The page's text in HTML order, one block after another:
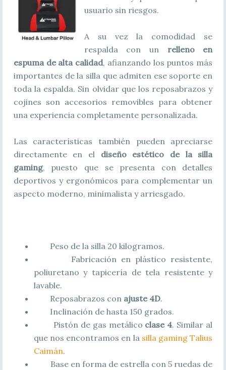
usuario sin riesgos.
A su vez la comodidad se
respalda con un relleno en
espuma de alta calidad, afianzando los puntos más
importantes de la silla que admiten ese soporte en
toda la espalda. Sin olvidar que los reposabrazos y
cojines son accesorios removibles para obtener
una experiencia completamente personalizada.
Las características también pueden apreciarse
directamente en el diseño estético de la silla
gaming, puesto que se presenta con detalles
deportivos y ergonómicos para complementar un
aspecto moderno, minimalista y arriesgado.
Peso de la silla 20 kilogramos.
Fabricación en plástico resistente,
poliuretano y tapicería de tela resistente y
lavable.
Reposabrazos con ajuste 4D.
Inclinación de hasta 150 grados.
Pistón de gas metálico clase 4. Similar al
que nos encontramos en la silla gaming Talius
Caimán.
Base en forma de estrella con 5 ruedas de